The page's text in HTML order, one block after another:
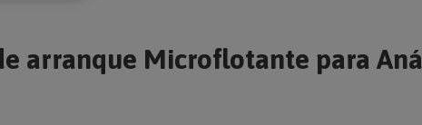
arranque Microflotante para